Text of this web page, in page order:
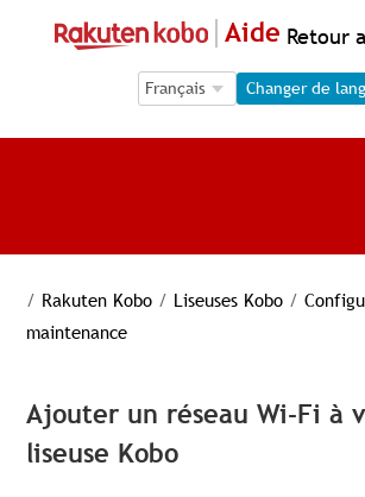
Aide Retour
Language Selection
Language Selection
Changer de
/ Rakuten Kobo / Liseuses Kobo /
maintenance
Ajouter un réseau Wi-Fi à
liseuse Kobo